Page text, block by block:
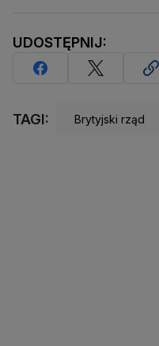
UDOSTĘPNIJ:
TAGI: Brytyjski rząd